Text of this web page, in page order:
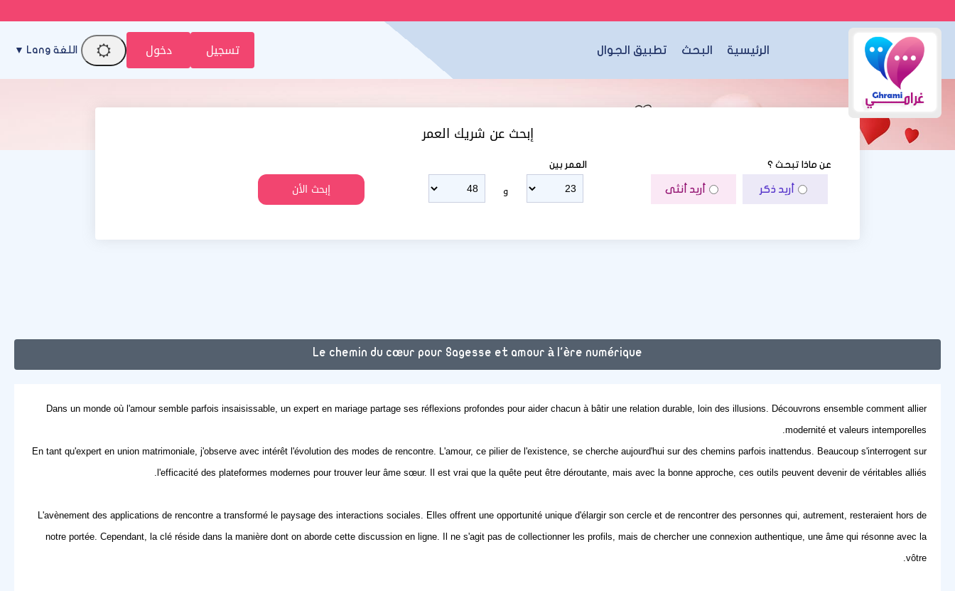
الرئيسية البحث تطبيق الجوال تسجيل دخول اللغة Lang ▼
إبحث عن شريك العمر
عن ماذا تبحث ؟
أريد ذكر أريد أنثى
العمر بين
و
Le chemin du cœur pour Sagesse et amour à l'ère numérique
Dans un monde où l'amour semble parfois insaisissable, un expert en mariage partage ses réflexions profondes pour aider chacun à bâtir une relation durable, loin des illusions. Découvrons ensemble comment allier
modernité et valeurs intemporelles.
En tant qu'expert en union matrimoniale, j'observe avec intérêt l'évolution des modes de rencontre. L'amour, ce pilier de l'existence, se cherche aujourd'hui sur des chemins parfois inattendus. Beaucoup s'interrogent sur
l'efficacité des plateformes modernes pour trouver leur âme sœur. Il est vrai que la quête peut être déroutante, mais avec la bonne approche, ces outils peuvent devenir de véritables alliés.
L'avènement des applications de rencontrea transformé le paysage des interactions sociales. Elles offrent une opportunité unique d'élargir son cercle et de rencontrer des personnes qui, autrement, resteraient hors de
notre portée. Cependant, la clé réside dans la manière dont on aborde cettediscussion en ligne. Il ne s'agit pas de collectionner les profils, mais de chercher une connexion authentique, une âme qui résonne avec la
vôtre.